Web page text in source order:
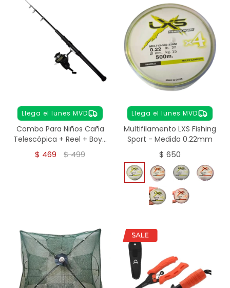
Llega el lunes MVD
Combo Para Niños Caña
Telescópica + Reel + Boya
+ Tanza + Anzuelo
$ 469 $499
Llega el lunes MVD
Multifilamento LXS Fishing
Sport - Medida 0.22mm
$ 650